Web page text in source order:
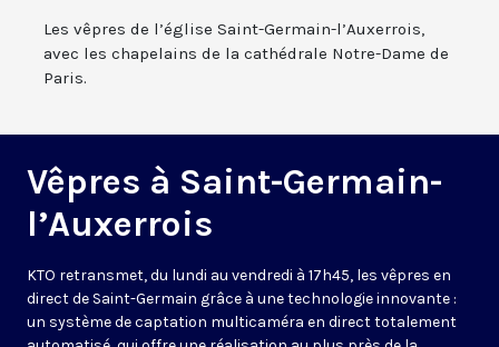
Les vêpres de l’église Saint-Germain-l’Auxerrois,
avec les chapelains de la cathédrale Notre-Dame de
Paris.
Vêpres à Saint-Germain-
l’Auxerrois
KTO retransmet, du lundi au vendredi à 17h45, les vêpres en
direct de Saint-Germain grâce à une technologie innovante :
un système de captation multicaméra en direct totalement